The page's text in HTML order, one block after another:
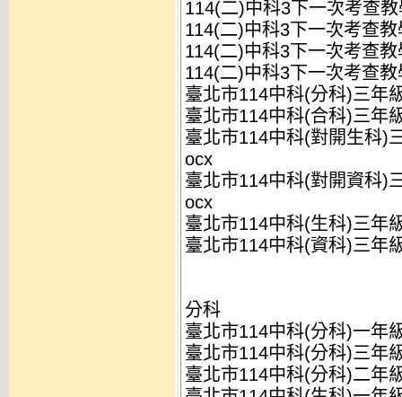
114(二)中科3下一次考查
114(二)中科3下一次考查
114(二)中科3下一次考查
114(二)中科3下一次考查
臺北市114中科(分科)三年
臺北市114中科(合科)三年
臺北市114中科(對開生科)
ocx
臺北市114中科(對開資科)
ocx
臺北市114中科(生科)三年
臺北市114中科(資科)三年
分科
臺北市114中科(分科)一年
臺北市114中科(分科)三年
臺北市114中科(分科)二年